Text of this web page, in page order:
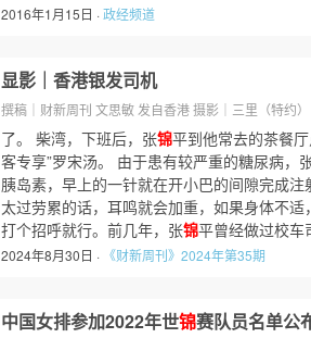
2016年1月15日 ·政经频道
显影｜香港银发司机
撰稿｜财新周刊 文思敏 发自香港 摄影｜三里（特约
了。 柴湾，下班后，张锦平到他常去的茶餐
客专享”罗宋汤。 由于患有较严重的糖尿病，
胰岛素，早上的一针就在开小巴的间隙完成注
太过劳累的话，耳鸣就会加重，如果身体不
打个招呼就行。前几年，张锦平曾经做过校
2024年8月30日 · 《财新周刊》2024年第35期
中国女排参加2022年世锦赛队员名单公